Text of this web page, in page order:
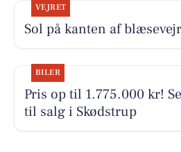
VEJRET
Sol på kanten af blæsevejr
BILER
Pris op til 1.775.000 kr!
til salg i Skødstrup